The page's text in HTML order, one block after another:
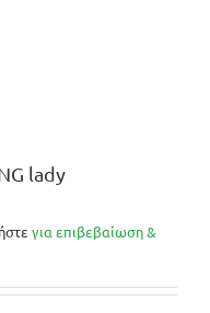
lady
για επιβεβαίωση &